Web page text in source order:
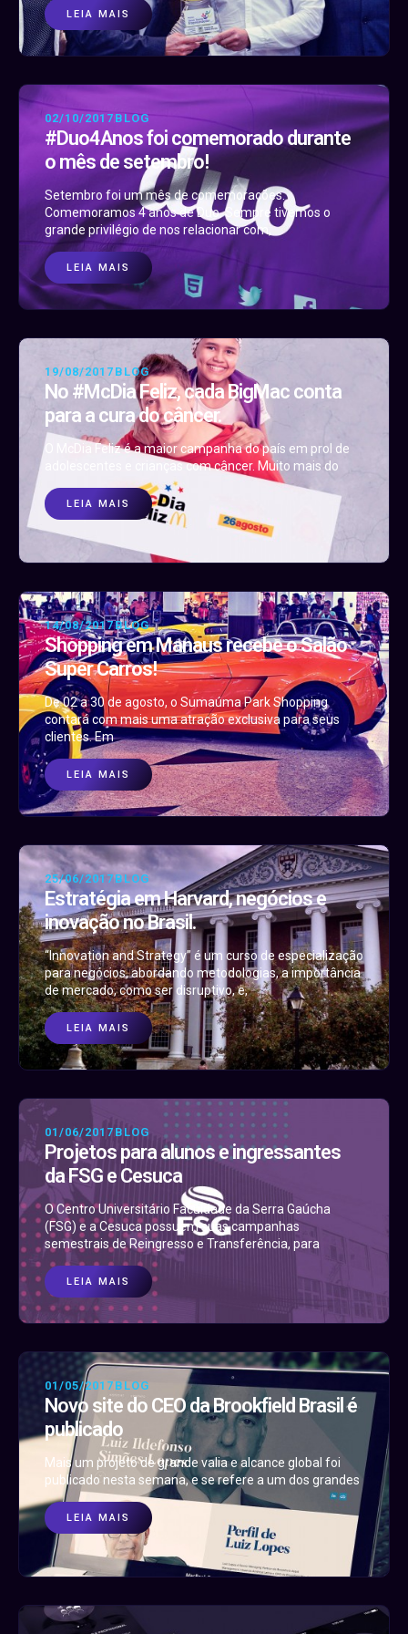
LEIA MAIS
02/10/2017 BLOG
#Duo4Anos foi comemorado durante
o mês de setembro!
Setembro foi um mês de comemorações.
Comemoramos 4 anos de Duo. Sempre tivemos o
grande privilégio de nos relacionar com,
LEIA MAIS
19/08/2017 BLOG
No #McDia Feliz, cada BigMac conta
para a cura do câncer.
O McDia Feliz é a maior campanha do país em prol de
adolescentes e crianças com câncer. Muito mais do
LEIA MAIS
14/08/2017BLOG
Shopping em Manaus recebe o Salão
Super Carros!
De 02 a 30 de agosto, o Sumaúma Park Shopping
contará com mais uma atração exclusiva para seus
clientes. Em
LEIA MAIS
25/06/2017 BLOG
Estratégia em Harvard, negócios e
inovação no Brasil.
“Innovation and Strategy” é um curso de especialização
para negócios, abordando metodologias, a importância
de mercado, como ser disruptivo, e,
LEIA MAIS
01/06/2017 BLOG
Projetos para alunos e ingressantes
da FSG e Cesuca
O Centro Universitário Faculdade da Serra Gaúcha
(FSG) e a Cesuca possuem suas campanhas
semestrais de Reingresso e Transferência, para
LEIA MAIS
01/05/2017 BLOG
Novo site do CEO da Brookfield Brasil é
publicado
Mais um projeto de grande valia e alcance global foi
publicado nesta semana, e se refere a um dos grandes
LEIA MAIS